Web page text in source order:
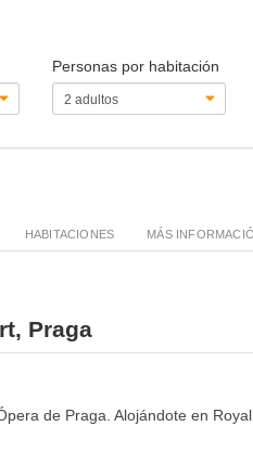
Personas por habitación
HABITACIONES MÁS
Praga
de Praga. Alojándote en